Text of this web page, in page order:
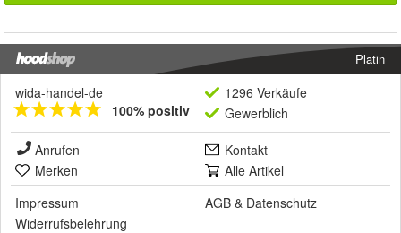
Platin
wida-handel-de
100% positiv
1296 Verkäufe
Gewerblich
Anrufen
Kontakt
Merken
Alle Artikel
Impressum
AGB & Datenschutz
Widerrufsbelehrung